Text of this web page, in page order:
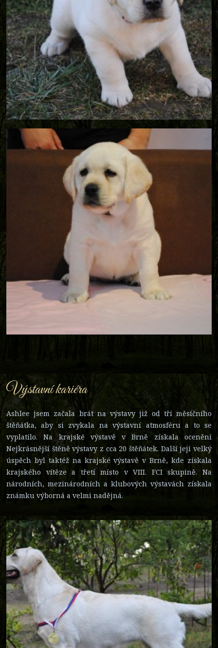
Výstavní kariéra
Ashlee jsem začala brát na výstavy již od tří měsíčního
štěňátka, aby si zvykala na výstavní atmosféru a to se
vyplatilo. Na krajské výstavě v Brně získala ocenění
Nejkrásnější štěně výstavy z cca 20 štěňátek. Další její velký
úspěch byl taktéž na krajské výstavě v Brně, kde získala
krajského vítěze a třetí místo v VIII. FCI skupině. Na
národních, mezinárodních a klubových výstavách získala
známku výborná a velmi nadějná.